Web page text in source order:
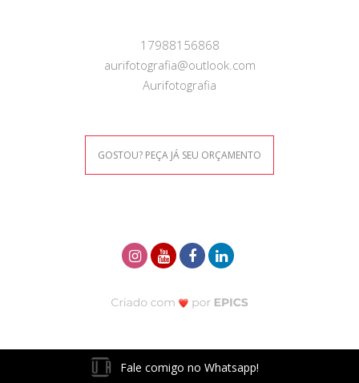
17988156868
aurifotografia@outlook.com
Aurifotografia
GOSTOU? PEÇA JÁ SEU ORÇAMENTO
Fale comigo no Whatsapp!